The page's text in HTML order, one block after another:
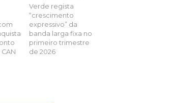
Verde regista
“crescimento
expressivo” da
banda larga fixa no
primeiro trimestre
de 2026